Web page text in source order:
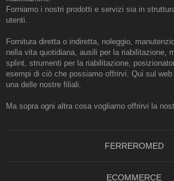
Forniamo i nostri prodotti e servizi sia in
utenti.
Fornitura diretta o indiretta, noleggio,
nella vita quotidiana, ausili per la riabilitazione,
splint, strumenti per la riabilitazione,
esempi di ciò che possiamo offrirvi. Qui sul
una delle nostre filiali.
Ma sopra ogni altra cosa vogliamo offrirvi la
FERREROMED
ECOMMERCE